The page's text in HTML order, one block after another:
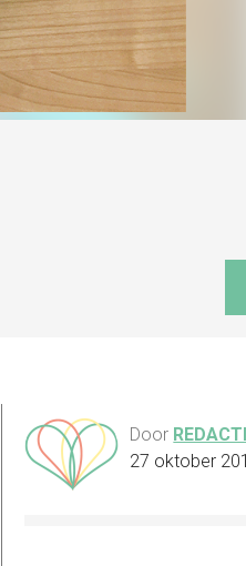
Door
27 oktober